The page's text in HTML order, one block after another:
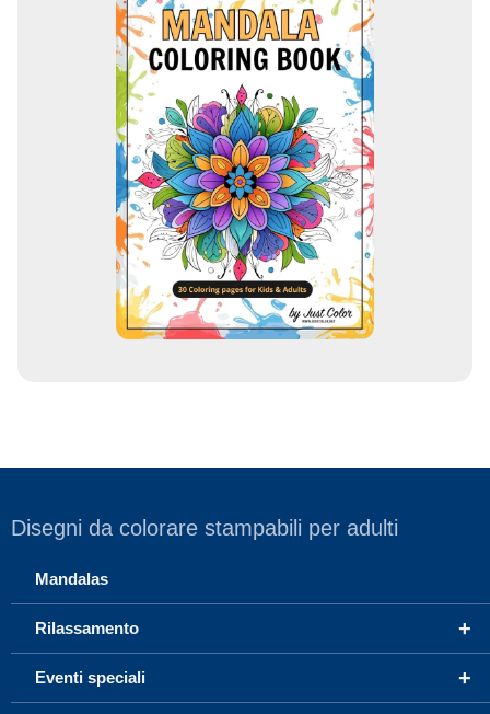
Disegni da colorare stampabili per adulti
Mandalas
+
Rilassamento
+
Eventi speciali